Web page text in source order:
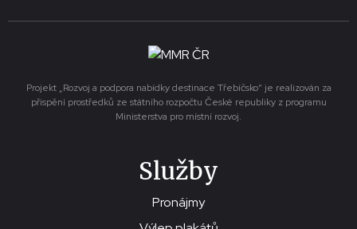
Projekt „Rozvoj a podpora nabídky destinace Třebíčsko“ je realizován za
přispění prostředků ze státního rozpočtu České republiky z programu
Ministerstva pro místní rozvoj.
Služby
Pronájmy